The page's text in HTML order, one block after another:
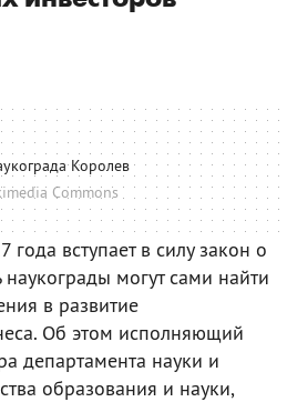
Королев
Commons
года вступает в силу закон о
наукограды могут сами найти
в развитие
Об этом исполняющий
департамента науки и
образования и науки,